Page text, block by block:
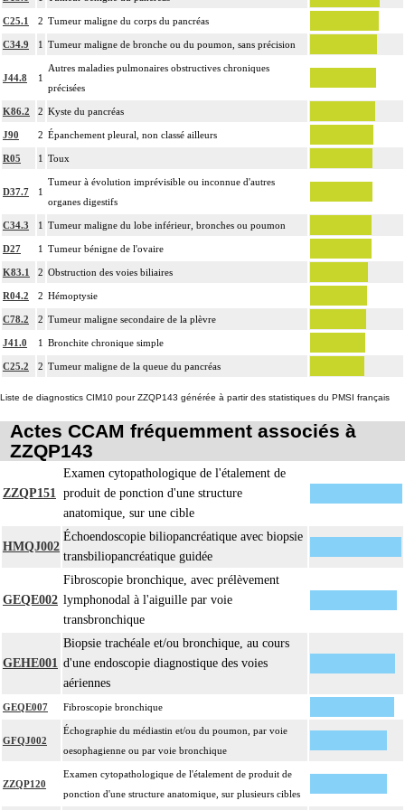
Notes 17.2
de noeuds [ganglions] lymphatiques non différenciés par le préleveur au cours
d'un curage lymphonodal [ganglionnaire]
L'examen cytopathologique d'un prélèvement inclut : la préparation de
l'échantillon, sa fixation, la préparation microscopique avec une coloration
standard, avec ou sans photographie, l'interprétation, les éventuels réexamens
aux divers stades de réalisation, le compte rendu et le codage
Avec ou sans : coloration spéciale
17.2
L'examen histopathologique de biopsie inclut : l'échantillonnage, la fixation,
l'inclusion, la préparation microscopique avec une coloration standard à base
d'hémalun ou d'hématoxyline-éosine ou de phloxine avec ou sans safran, avec
ou sans photographie, l'interprétation, les éventuels réexamens aux divers
stades de réalisation, le compte rendu, le codage
Avec ou sans : coloration spéciale
écrasis cellulaire
L'examen anatomopathologique, inclut : l'examen macroscopique et
microscopique de pièce d'exérèse
17.2
L'examen anatomopathologique d'un organe inclut : l'examen du feuillet
L'examen anatomopathologique de pièce d'exérèse inclut : l'échantillonnage,
la fixation, l'inclusion, la préparation microscopique avec une coloration
standard à base d'hémalun ou d'hématoxyline-éosine ou de phloxine avec ou
sans safran, avec ou sans photographie, l'interprétation, les éventuels
réexamens aux divers stades de réalisation, le compte rendu, le codage
Avec ou sans : coloration spéciale
coupes sériées
empreinte par apposition cellulaire
écrasis cellulaire
Facturation :
un seul acte peut être facturé que l'exérèse soit monobloc ou en fragments non
différenciés par le préleveur, partielle ou totale, pour chaque structure
anatomique
17
Par organe profond, on entend : tout organe ou toute structure non vasculaire,
Par organe superficiel, on entend : tout organe ou toute structure non
Par cible, on entend : lésion individualisée à prélever, quel que soit le nombre
C25.1 2 Tumeur maligne du corps du pancréas
C34.9 1 Tumeur maligne de bronche ou du poumon, sans précision
J44.8 1
Autres maladies pulmonaires obstructives chroniques
précisées
K86.2 2 Kyste du pancréas
J90 2 Épanchement pleural, non classé ailleurs
R05 1 Toux
D37.7 1
Tumeur à évolution imprévisible ou inconnue d'autres
organes digestifs
C34.3 1 Tumeur maligne du lobe inférieur, bronches ou poumon
D27 1 Tumeur bénigne de l'ovaire
K83.1 2 Obstruction des voies biliaires
R04.2 2 Hémoptysie
C78.2 2 Tumeur maligne secondaire de la plèvre
J41.0 1 Bronchite chronique simple
C25.2 2 Tumeur maligne de la queue du pancréas
Liste de diagnostics CIM10 pour ZZQP143 générée à partir des statistiques du PMSI français
Actes CCAM fréquemment associés à
ZZQP143
ZZQP151
Examen cytopathologique de l'étalement de
produit de ponction d'une structure
anatomique, sur une cible
HMQJ002
Échoendoscopie biliopancréatique avec biopsie
transbiliopancréatique guidée
GEQE002
Fibroscopie bronchique, avec prélèvement
lymphonodal à l'aiguille par voie
transbronchique
GEHE001
Biopsie trachéale et/ou bronchique, au cours
d'une endoscopie diagnostique des voies
aériennes
GEQE007 Fibroscopie bronchique
GFQJ002
Échographie du médiastin et/ou du poumon, par voie
oesophagienne ou par voie bronchique
ZZQP120
Examen cytopathologique de l'étalement de produit de
ponction d'une structure anatomique, sur plusieurs cibles